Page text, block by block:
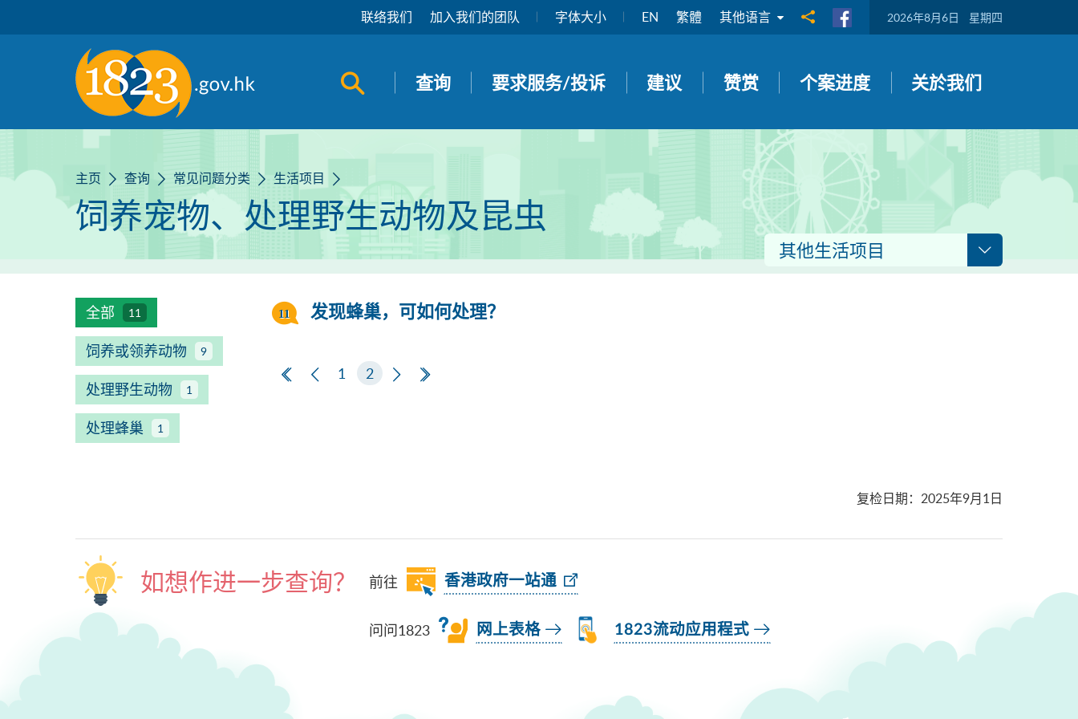
联络我们 加入我们的团队 字体大小 EN 繁體 其他语言 分享到 2026年8月6日 星期四
开启搜寻面板
查询 要求服务/投诉 建议 赞赏 个案进度 关於我们
主页 查询 常见问题分类 生活项目
饲养宠物、处理野生动物及昆虫
其他生活项目
全部 11
饲养或领养动物 9
处理野生动物 1
处理蜂巢 1
发现蜂巢，可如何处理？
第一页上一页
1 2 下一页最后一页
复检日期： 2025年9月1日
如想作进一步查询？ 前往 香港政府一站通
问问1823 网上表格 1823流动应用程式